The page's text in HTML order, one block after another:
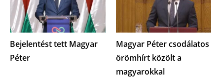
Bejelentést tett Magyar
Péter
Magyar Péter csodálatos
örömhírt közölt a
magyarokkal